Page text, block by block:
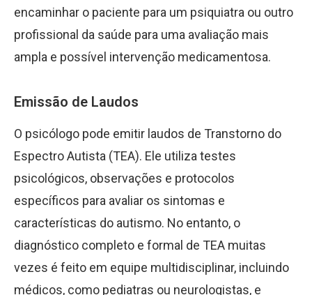
encaminhar o paciente para um psiquiatra ou outro
profissional da saúde para uma avaliação mais
ampla e possível intervenção medicamentosa.
Emissão de Laudos
O psicólogo pode emitir laudos de Transtorno do
Espectro Autista (TEA). Ele utiliza testes
psicológicos, observações e protocolos
específicos para avaliar os sintomas e
características do autismo. No entanto, o
diagnóstico completo e formal de TEA muitas
vezes é feito em equipe multidisciplinar, incluindo
médicos, como pediatras ou neurologistas, e